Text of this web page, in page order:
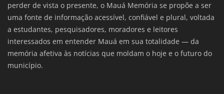
perder de vista o presente, o Mauá Memória se propõe a ser
uma fonte de informação acessível, confiável e plural, voltada
a estudantes, pesquisadores, moradores e leitores
interessados em entender Mauá em sua totalidade — da
memória afetiva às notícias que moldam o hoje e o futuro do
município.